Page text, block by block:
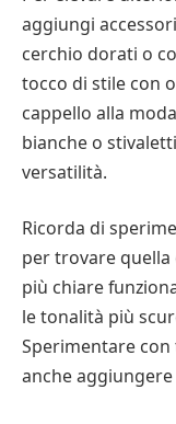
aggiungi
cerchio dorati o
tocco di stile con
cappello alla
bianche o
versatilità.
Ricorda di
per trovare quella
più chiare
le tonalità più
Sperimentare
anche